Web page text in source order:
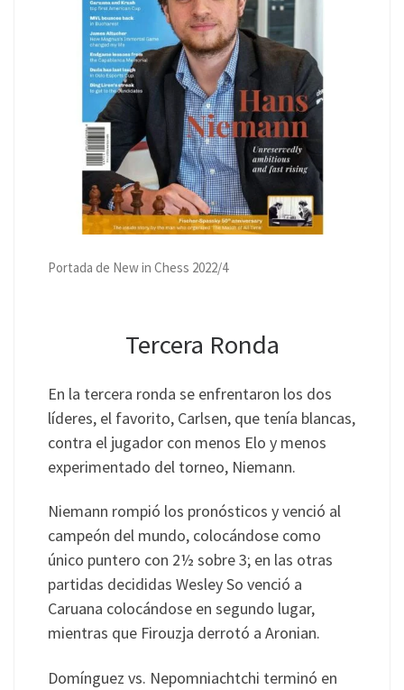
Portada de New in Chess 2022/4
Tercera Ronda
En la tercera ronda se enfrentaron los dos
líderes, el favorito, Carlsen, que tenía blancas,
contra el jugador con menos Elo y menos
experimentado del torneo, Niemann.
Niemann rompió los pronósticos y venció al
campeón del mundo, colocándose como
único puntero con 2½ sobre 3; en las otras
partidas decididas Wesley So venció a
Caruana colocándose en segundo lugar,
mientras que Firouzja derrotó a Aronian.
Domínguez vs. Nepomniachtchi terminó en